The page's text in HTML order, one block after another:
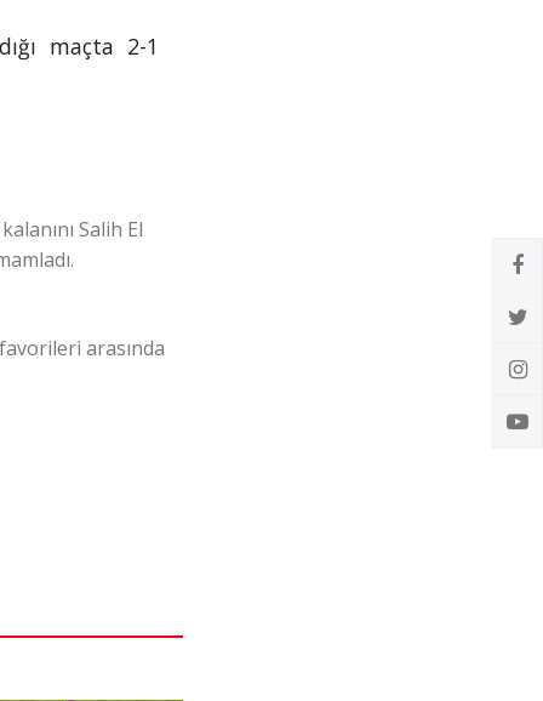
maçta 2-1
Salih El
arasında